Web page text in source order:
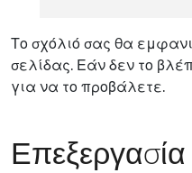
Το σχόλιό σας θα
σελίδας. Εάν δεν το
για να το προβάλετε.
Επεξεργασία